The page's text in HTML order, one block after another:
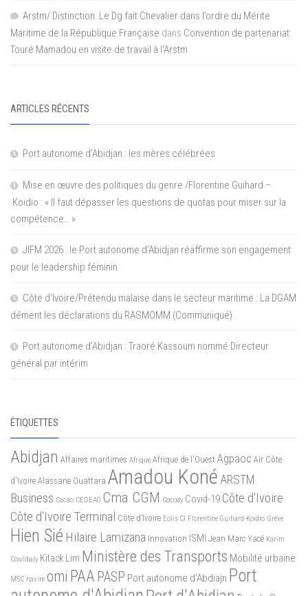
Arstm/ Distinction: Le Dg fait Chevalier dans l’ordre du Mérite
Maritime de la République Française dans Convention de partenariat:
Touré Mamadou en visite de travail à l’Arstm
ARTICLES RÉCENTS
Port autonome d’Abidjan : les mères célébrées
Mise en œuvre des politiques du genre /Florentine Guihard –
Koidio : « Il faut dépasser les questions de quotas pour miser sur la
compétence… »
JIFM 2026 : le Port autonome d’Abidjan réaffirme son engagement
pour le leadership féminin
Côte d’Ivoire/Prétendu malaise dans le secteur maritime : La DGAM
dément les déclarations du RASMOMM (Communiqué)
Port autonome d’Abidjan : Traoré Kassoum nommé Directeur
général par intérim
ÉTIQUETTES
Abidjan Affaires maritimes Afrique Afrique de l'Ouest Agpaoc Air Côte
d'Ivoire Alassane Ouattara Amadou Koné ARSTM
Business Cacao CEDEAO Cma CGM Cocody Covid-19 Côte d'Ivoire
Côte d'Ivoire Terminal Côte d’Ivoire Eolis CI Florentine Guihard-Koidio Grève
Hien Sié Hilaire Lamizana Innovation ISMI Jean Marc Yacé Karim
Coulibaly Kitack Lim Ministère des Transports Mobilité urbaine
MSC navire omi PAA PASP Port autonome d'Abdiajn Port